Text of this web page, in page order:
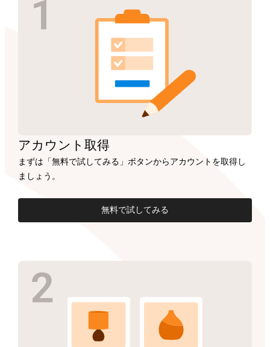
アカウント取得
まずは「無料で試してみる」ボタンからアカウントを取得し
ましょう。
無料で試してみる